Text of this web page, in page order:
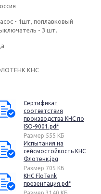
- 1шт, поплавковый
- 3 шт.
КНС
Сертификат
соответствия
производства КНС по
ISO-9001.pdf
Размер 555 КБ
Испытания на
сейсмостойкость КНС
Флотенк.jpg
Размер 705 КБ
КНС FloTenk
презентация.pdf
Размер 3140 КБ